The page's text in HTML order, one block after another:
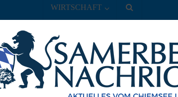
WIRTSCHAFT